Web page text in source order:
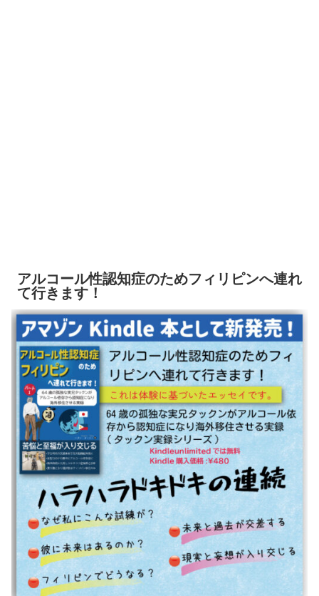
アルコール性認知症のためフィリピンへ連れ
て行きます！